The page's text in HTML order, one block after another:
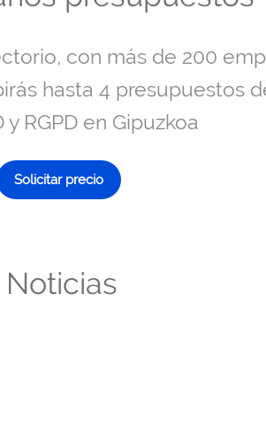
con más de 200
hasta 4 presupuestos
y RGPD en Gipuzkoa
Solicitar precio
Noticias